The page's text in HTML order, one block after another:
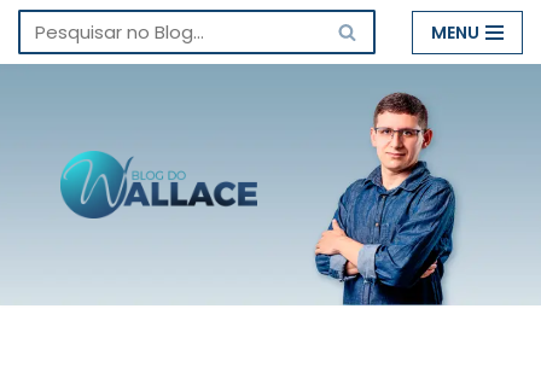
Pular
conteúdo
MENU